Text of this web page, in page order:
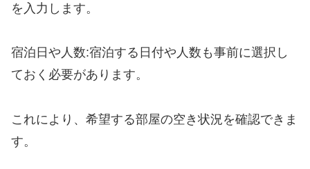
を入力します。
宿泊日や人数:宿泊する日付や人数も事前に選択し
ておく必要があります。
これにより、希望する部屋の空き状況を確認できま
す。